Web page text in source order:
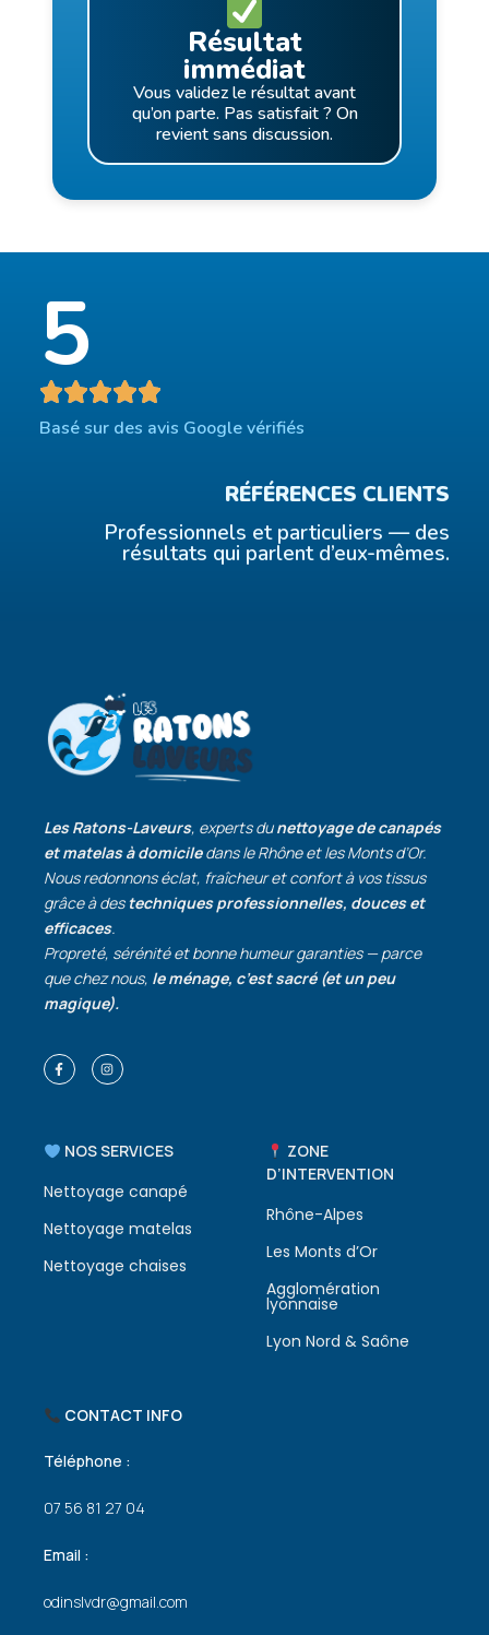
Résultat
immédiat
Vous validez le résultat avant
qu’on parte. Pas satisfait ? On
revient sans discussion.
5
Basé sur des avis Google vérifiés
RÉFÉRENCES CLIENTS
Professionnels et particuliers — des
résultats qui parlent d’eux-mêmes.
Les Ratons-Laveurs, experts dunettoyage de canapés
et matelas à domiciledans le Rhône et les Monts d’Or.
Nous redonnons éclat, fraîcheur et confort à vos tissus
grâce à destechniques professionnelles, douces et
efficaces.
Propreté, sérénité et bonne humeur garanties — parce
que chez nous, le ménage, c’est sacré (et un peu
magique).
NOS SERVICES
Nettoyage canapé
Nettoyage matelas
Nettoyage chaises
ZONE
D’INTERVENTION
Rhône-Alpes
Les Monts d’Or
Agglomération
lyonnaise
Lyon Nord & Saône
CONTACT INFO
Téléphone :
07 56 81 27 04
Email :
odinslvdr@gmail.com